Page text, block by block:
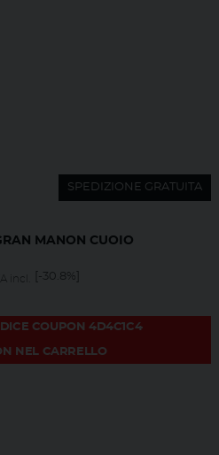
SPEDIZIONE GRATUITA
MANON CUOIO
incl. [-30.8%]
COUPON 4D4C1C4
NEL CARRELLO